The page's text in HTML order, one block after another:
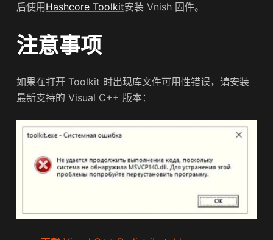
后使用 Hashcore Toolkit安装 Vnish 固件。
注意事项
如果在打开 Toolkit 时出现库文件可用性错误，请安装
最新支持的 Visual C++ 版本：